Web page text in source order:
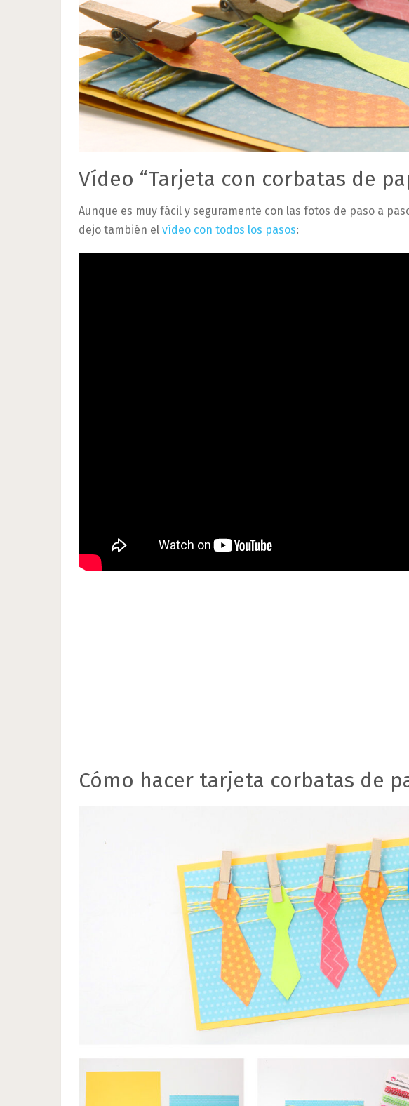
Vídeo “Tarjeta con corbatas de
Aunque es muy fácil y seguramente con las fotos de paso a
dejo también el vídeo con todos los pasos:
Cómo hacer tarjeta corbatas de